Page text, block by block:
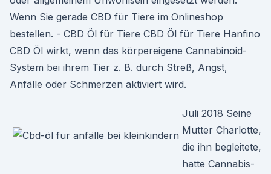
Wenn Sie gerade CBD für Tiere im Onlineshop
bestellen. - CBD Öl für Tiere CBD Öl für Tiere Hanfino
CBD Öl wirkt, wenn das körpereigene Cannabinoid-
System bei ihrem Tier z. B. durch Streß, Angst,
Anfälle oder Schmerzen aktiviert wird.
Juli 2018 Seine
Mutter Charlotte,
die ihn begleitete,
hatte Cannabis-